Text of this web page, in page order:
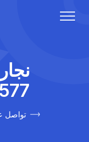
تواصل